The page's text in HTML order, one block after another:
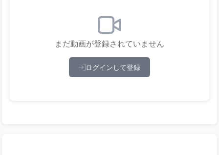
まだ動画が登録されていません
ログインして登録